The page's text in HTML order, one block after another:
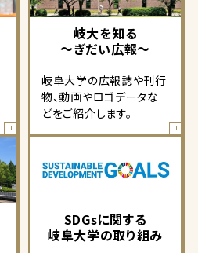
岐大を知る
～ぎだい広報～
岐阜大学の広報誌や刊行
物、動画やロゴデータな
どをご紹介します。
SDGsに関する
岐阜大学の取り組み